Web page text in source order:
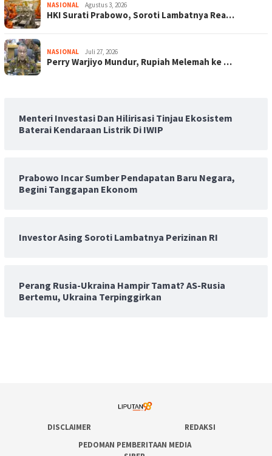
NASIONAL Agustus 3, 2026
HKI Surati Prabowo, Soroti Lambatnya Rea…
NASIONAL Juli 27, 2026
Perry Warjiyo Mundur, Rupiah Melemah ke …
Menteri Investasi Dan Hilirisasi Tinjau Ekosistem
Baterai Kendaraan Listrik Di IWIP
Prabowo Incar Sumber Pendapatan Baru Negara,
Begini Tanggapan Ekonom
Investor Asing Soroti Lambatnya Perizinan RI
Perang Rusia-Ukraina Hampir Tamat? AS-Rusia
Bertemu, Ukraina Terpinggirkan
DISCLAIMER
REDAKSI
PEDOMAN PEMBERITAAN MEDIA